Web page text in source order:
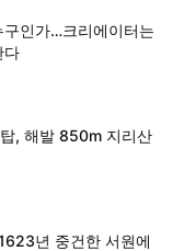
인가…크리에이터는
다
, 해발 850m 지리산
년 중건한 서원에